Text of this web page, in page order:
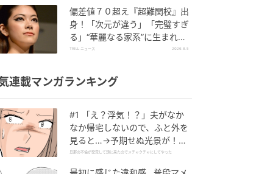
偏差値７０超え『超難関校』出
身！「次元が違う」「完璧すぎ
る」“華麗なる家系”に生まれた
【規格外の逸材】
TRILL ニュース 2026.8.5
連載マンガランキング
#1 「え？浮気！？」夫がなか
なか帰宅しないので、ふと外を
見ると…→予期せぬ光景が！｜
旦那の不倫が発覚して頭に来た
旦那の不倫が発覚して頭に来たのでメチャクチャにしてやった